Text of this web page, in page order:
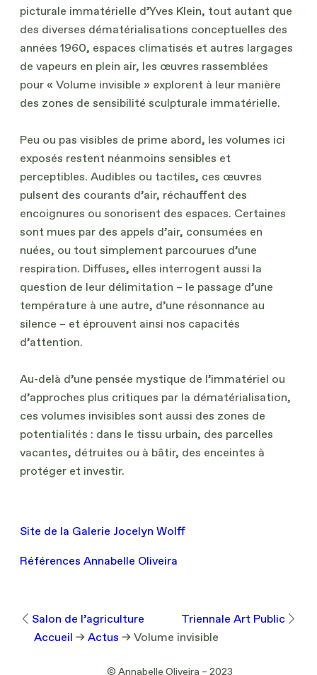
picturale immatérielle d’Yves Klein, tout autant que
des diverses dématérialisations conceptuelles des
années 1960, espaces climatisés et autres largages
de vapeurs en plein air, les œuvres rassemblées
pour « Volume invisible » explorent à leur manière
des zones de sensibilité sculpturale immatérielle.
Peu ou pas visibles de prime abord, les volumes ici
exposés restent néanmoins sensibles et
perceptibles. Audibles ou tactiles, ces œuvres
pulsent des courants d’air, réchauffent des
encoignures ou sonorisent des espaces. Certaines
sont mues par des appels d’air, consumées en
nuées, ou tout simplement parcourues d’une
respiration. Diffuses, elles interrogent aussi la
question de leur délimitation – le passage d’une
température à une autre, d’une résonnance au
silence – et éprouvent ainsi nos capacités
d’attention.
Au-delà d’une pensée mystique de l’immatériel ou
d’approches plus critiques par la dématérialisation,
ces volumes invisibles sont aussi des zones de
potentialités : dans le tissu urbain, des parcelles
vacantes, détruites ou à bâtir, des enceintes à
protéger et investir.
Site de la Galerie Jocelyn Wolff
Références Annabelle Oliveira
Salon de l’agriculture
Triennale Art Public
Accueil → Actus → Volume invisible
© Annabelle Oliveira – 2023